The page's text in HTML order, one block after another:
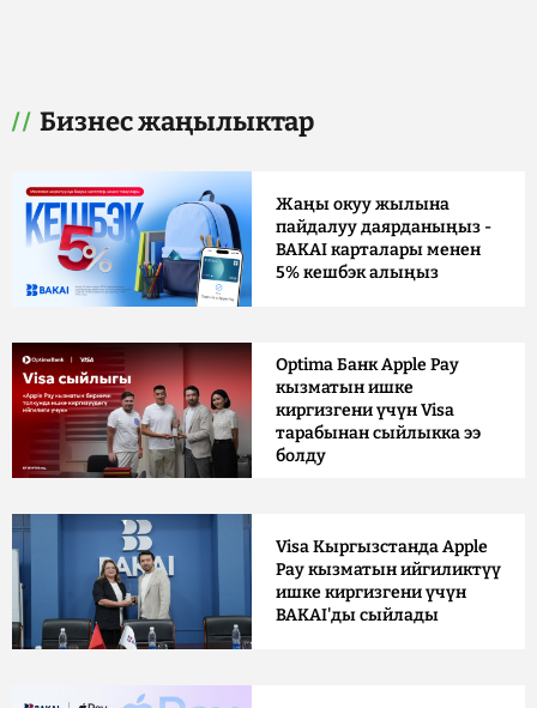
Бизнес жаңылыктар
Жаңы окуу жылына
пайдалуу даярданыңыз -
BAKAI карталары менен
5% кешбэк алыңыз
Optima Банк Apple Pay
кызматын ишке
киргизгени үчүн Visa
тарабынан сыйлыкка ээ
болду
Visa Кыргызстанда Apple
Pay кызматын ийгиликтүү
ишке киргизгени үчүн
BAKAI'ды сыйлады